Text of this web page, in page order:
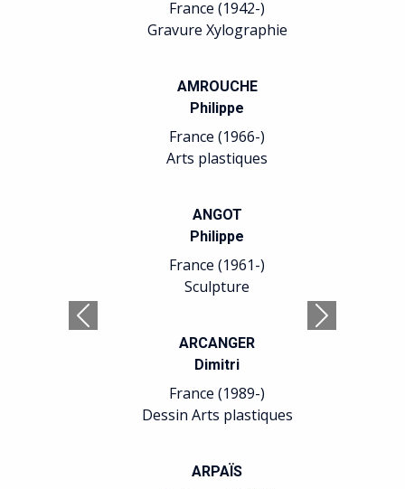
France (1942-)
Gravure Xylographie
AMROUCHE
Philippe
France (1966-)
Arts plastiques
ANGOT
Philippe
France (1961-)
Sculpture
ARCANGER
Dimitri
France (1989-)
Dessin Arts plastiques
ARPAÏS
Précédent Suivant